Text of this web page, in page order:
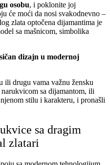
osobu, i poklonite joj
će moći da nosi svakodnevno –
zlata optočena dijamantima je
sa mašnicom, simbolika
dizajn u modernoj
ili drugu vama važnu žensku
sa dijamantom, ili
stilu i karakteru, i pronašli
sa dragim
zlatari